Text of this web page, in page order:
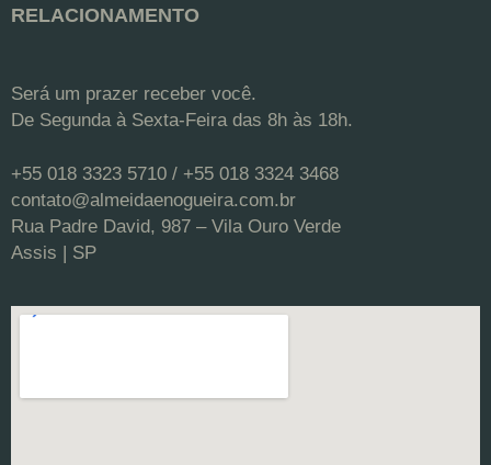
RELACIONAMENTO
Será um prazer receber você.
De Segunda à Sexta-Feira das 8h às 18h.
+55 018 3323 5710 / +55 018 3324 3468
contato@almeidaenogueira.com.br
Rua Padre David, 987 – Vila Ouro Verde
Assis | SP